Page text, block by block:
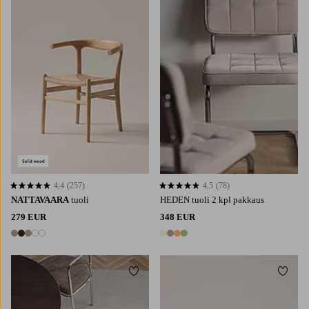
NATTAVAARA tuoli
279 EUR
5 värejä
4,4 perustuen 257 arvosanaan
4,4 (257)
HEDEN tuoli 2 kpl pakkaus
348 EUR
4 värejä
4,5 perustuen 78 arvosanaan
4,5 (78)
Lisää suosikkeihin Lisää